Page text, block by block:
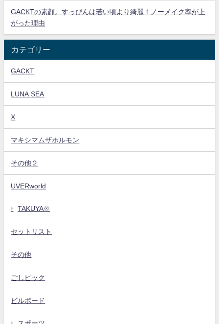
GACKTの素顔。すっぴんは若い頃より綺麗！ノーメイク率が上
がった理由
カテゴリー
GACKT
LUNA SEA
X
マキシマムザホルモン
その他２
UVERworld
TAKUYA♾️
セットリスト
その他
ごしピック
ビルボード